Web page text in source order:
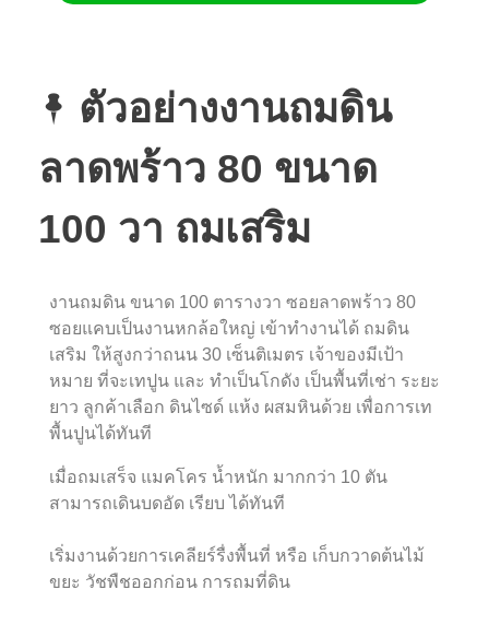
ตัวอย่างงานถมดิน
ลาดพร้าว 80 ขนาด
100 วา ถมเสริม
งานถมดิน ขนาด 100 ตารางวา ซอยลาดพร้าว 80
ซอยแคบเป็นงานหกล้อใหญ่ เข้าทำงานได้ ถมดิน
เสริม ให้สูงกว่าถนน 30 เซ็นติเมตร เจ้าของมีเป้า
หมาย ที่จะเทปูน และ ทำเป็นโกดัง เป็นพื้นที่เช่า ระยะ
ยาว ลูกค้าเลือก ดินไซด์ แห้ง ผสมหินด้วย เพื่อการเท
พื้นปูนได้ทันที
เมื่อถมเสร็จ แมคโคร น้ำหนัก มากกว่า 10 ตัน
สามารถเดินบดอัด เรียบ ได้ทันที
เริ่มงานด้วยการเคลียร์รื่งพื้นที่ หรือ เก็บกวาดต้นไม้
ขยะ วัชพืชออกก่อน การถมที่ดิน